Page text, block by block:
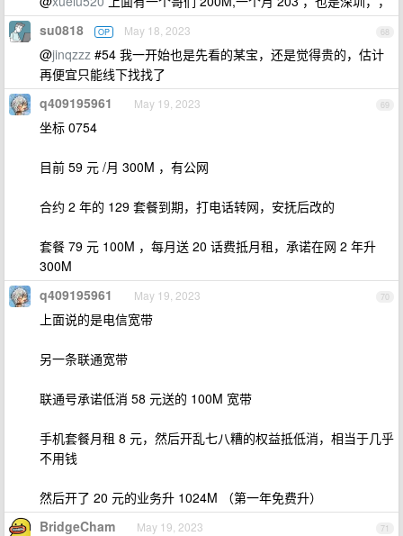
68
su0818 OP May 18, 2023
@jinqzzz #54 我一开始也是先看的某宝，还是觉得贵的，估计
再便宜只能线下找找了
69
q409195961 May 19, 2023
坐标 0754
目前 59 元 /月 300M ，有公网
合约 2 年的 129 套餐到期，打电话转网，安抚后改的
套餐 79 元 100M ，每月送 20 话费抵月租，承诺在网 2 年升
300M
70
q409195961 May 19, 2023
上面说的是电信宽带
另一条联通宽带
联通号承诺低消 58 元送的 100M 宽带
手机套餐月租 8 元，然后开乱七八糟的权益抵低消，相当于几乎
不用钱
然后开了 20 元的业务升 1024M （第一年免费升）
71
BridgeCham May 19, 2023